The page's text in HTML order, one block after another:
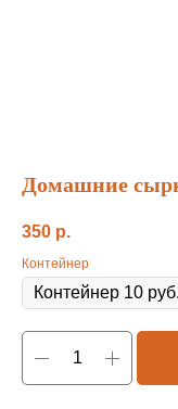
Домашние
350 р.
Контейнер